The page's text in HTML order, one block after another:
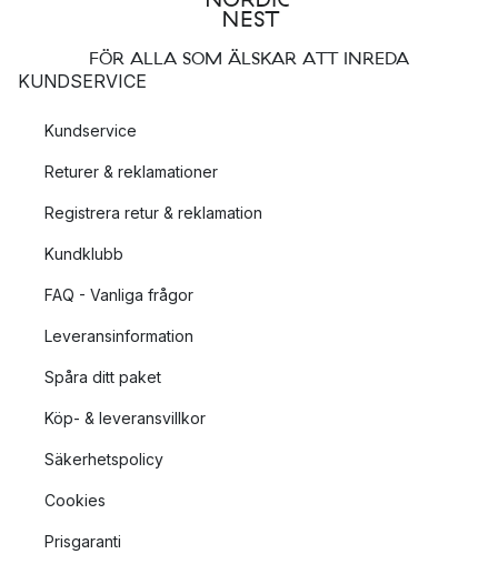
FÖR ALLA SOM ÄLSKAR ATT INREDA
KUNDSERVICE
Kundservice
Returer & reklamationer
Registrera retur & reklamation
Kundklubb
FAQ - Vanliga frågor
Leveransinformation
Spåra ditt paket
Köp- & leveransvillkor
Säkerhetspolicy
Cookies
Prisgaranti